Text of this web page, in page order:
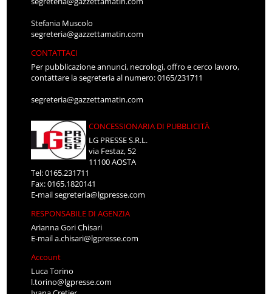
Stefania Muscolo
segreteria@gazzettamatin.com
CONTATTACI
Per pubblicazione annunci, necrologi, offro e cerco lavoro,
contattare la segreteria al numero: 0165/231711
segreteria@gazzettamatin.com
LG PRESSE S.R.L.
via Festaz, 52
11100 AOSTA
Tel: 0165.231711
Fax: 0165.1820141
E-mailsegreteria@lgpresse.com
RESPONSABILE DI AGENZIA
Arianna Gori Chisari
E-maila.chisari@lgpresse.com
Account
Luca Torino
l.torino@lgpresse.com
Ivana Cretier
i.cretier@lgpresse.com